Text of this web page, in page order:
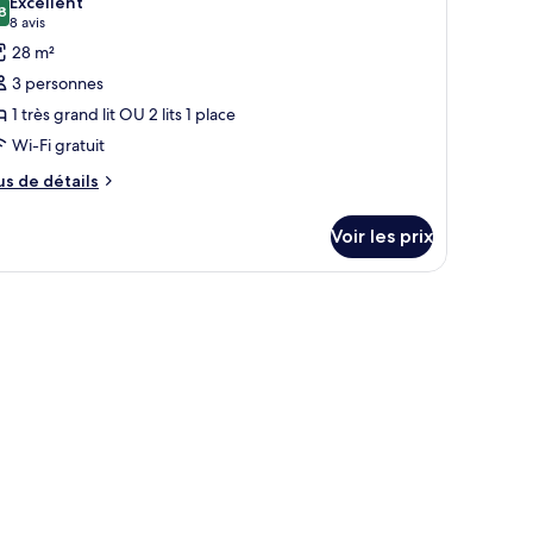
:
sur 10
8 avis
(8 avis)
28 m²
3 personnes
1 très grand lit OU 2 lits 1 place
Wi-Fi gratuit
de détails
Voir les prix